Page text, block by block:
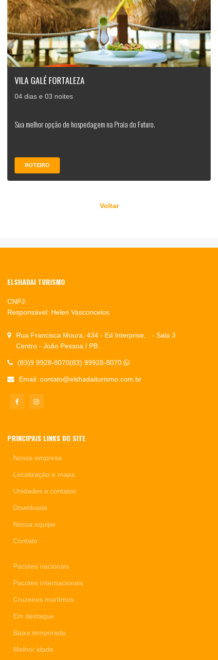
VILA GALÉ FORTALEZA
04 dias e 03 noites
Sua melhor opção de hospedagem na Praia do Futuro.
ROTEIRO
Voltar
ELSHADAI TURISMO
CNPJ:
Responsável: Helen Vasconcelos
Rua Francisca Moura, 434 - Ed Interprise, - Sala 3
Centro - João Pessoa / PB
(83)9 9928-8070(83) 99928-8070
Email: contato@elshadaiturismo.com.br
PRINCIPAIS LINKS DO SITE
Nossa empresa
Localização e mapa
Unidades e contatos
Downloads
Nossa equipe
Contato
Pacotes nacionais
Pacotes Internacionais
Cruzeiros marítmos
Em destaque
Baixa temporada
Melhor idade